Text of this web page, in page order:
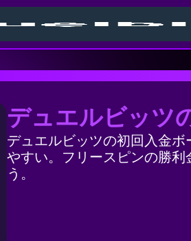
デュエルビッツ
デュエルビッツの初回入金
やすい。フリースピンの勝
う。